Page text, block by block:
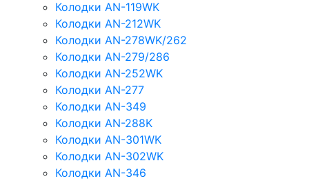
Колодки AN-119WK
Колодки AN-212WK
Колодки AN-278WK/262
Колодки AN-279/286
Колодки AN-252WK
Колодки AN-277
Колодки AN-349
Колодки AN-288K
Колодки AN-301WK
Колодки AN-302WK
Колодки AN-346